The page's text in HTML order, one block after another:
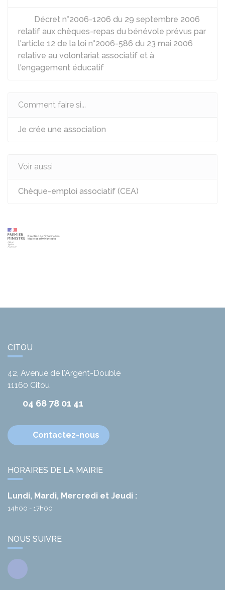
Décret n°2006-1206 du 29 septembre 2006
relatif aux chèques-repas du bénévole prévus par
l'article 12 de la loi n°2006-586 du 23 mai 2006
relative au volontariat associatif et à
l'engagement éducatif
Comment faire si...
Je crée une association
Voir aussi
Chèque-emploi associatif (CEA)
CITOU
42, Avenue de l'Argent-Double
11160 Citou
04 68 78 01 41
Contactez-nous
HORAIRES DE LA MAIRIE
Lundi, Mardi, Mercredi et Jeudi :
14h00 - 17h00
NOUS SUIVRE
Facebook